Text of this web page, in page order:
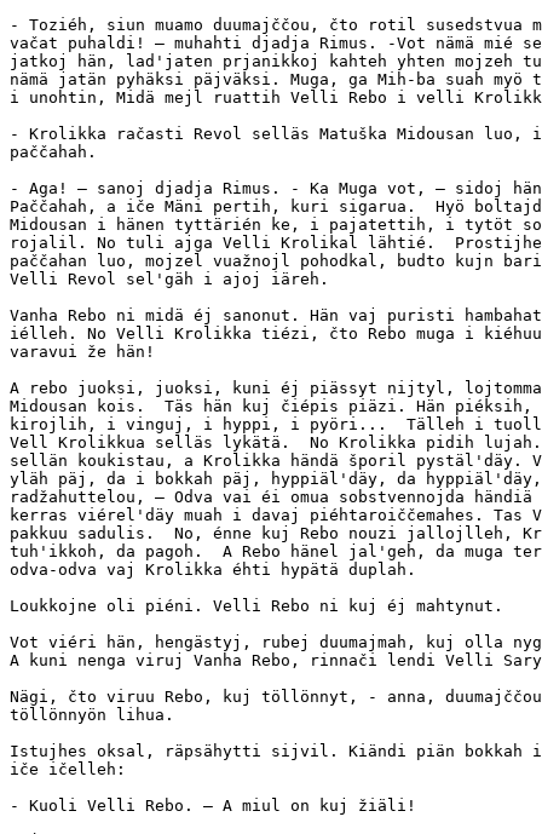
- Toziéh, siun muamo duumajččou, čto rotil susedstvua
vačat puhaldi! — muhahti djadja Rimus. -Vot nämä mié
jatkoj hän, lad'jaten prjanikkoj kahteh yhten mojzeh
nämä jatän pyhäksi päjväksi. Muga, ga Mih-ba suah myö
i unohtin, Midä mejl ruattih Velli Rebo i velli
- Krolikka račasti Revol selläs Matuška Midousan luo,
paččahah.
- Aga! — sanoj djadja Rimus. - Ka Muga vot, — sidoj hän
Paččahah, a iče Mäni pertih, kuri sigarua.  Hyö
Midousan i hänen tyttärién ke, i pajatettih, i tytöt
rojalil. No tuli ajga Velli Krolikal lähtié.
paččahan luo, mojzel vuažnojl pohodkal, budto kujn
Velli Revol sel'gäh i ajoj iäreh.
Vanha Rebo ni midä éj sanonut. Hän vaj puristi
iélleh. No Velli Krolikka tiézi, čto Rebo muga i
varavui že hän!
A rebo juoksi, juoksi, kuni éj piässyt nijtyl,
Midousan kois.  Täs hän kuj čiépis piäzi. Hän
kirojlih, i vinguj, i hyppi, i pyöri...  Tälleh i
Vell Krolikkua selläs lykätä.  No Krolikka pidih lujah.
sellän koukistau, a Krolikka händä šporil pystäl'däy.
yläh päj, da i bokkah päj, hyppiäl'däy, da hyppiäl'däy,
radžahuttelou, — Odva vai éi omua sobstvennojda
kerras viérel'däy muah i davaj piéhtaroiččemahes.
pakkuu sadulis.  No, énne kuj Rebo nouzi jallojlleh,
tuh'ikkoh, da pagoh.  A Rebo hänel jal'geh, da muga
odva-odva vaj Krolikka éhti hypätä duplah.
Loukkojne oli piéni. Velli Rebo ni kuj éj mahtynut.
Vot viéri hän, hengästyj, rubej duumajmah, kuj olla
A kuni nenga viruj Vanha Rebo, rinnači lendi Velli
Nägi, čto viruu Rebo, kuj töllönnyt, - anna,
töllönnyön lihua.
Istujhes oksal, räpsähytti sijvil. Kiändi piän bokkah i
iče ičelleh:
- Kuoli Velli Rebo. — A miul on kuj žiäli!